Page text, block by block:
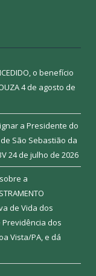
o benefício
4 de agosto de
a Presidente do
São Sebastião da
24 de julho de 2026
a
de Vida dos
dos
Vista/PA, e dá